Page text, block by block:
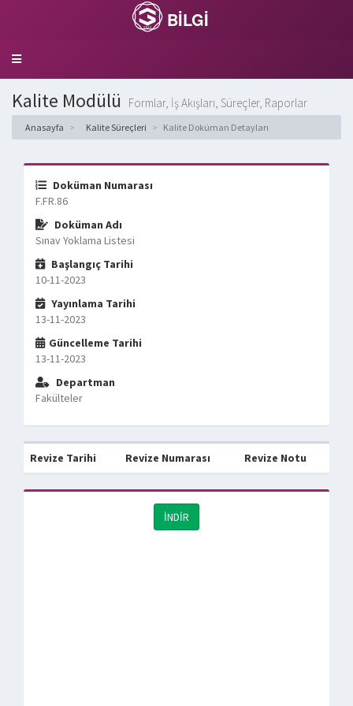
BİLGİ
Toggle
Kalite Modülü Formlar, İş Akışları, Süreçler, Raporlar
Anasayfa Kalite Süreçleri Kalite Doküman Detayları
Doküman Numarası
F.FR.86
Doküman Adı
Sınav Yoklama Listesi
Başlangıç Tarihi
10-11-2023
Yayınlama Tarihi
13-11-2023
Güncelleme Tarihi
13-11-2023
Departman
Fakülteler
Revize Tarihi Revize Numarası Revize Notu
İNDİR